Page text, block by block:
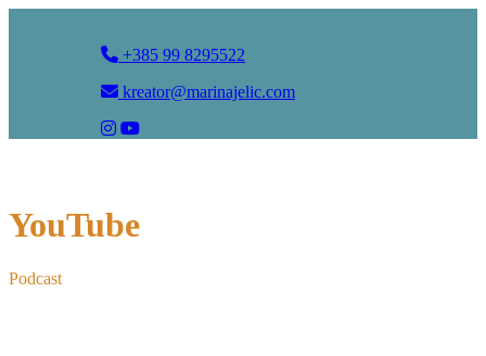
+385 99 8295522
kreator@marinajelic.com
YouTube
Podcast